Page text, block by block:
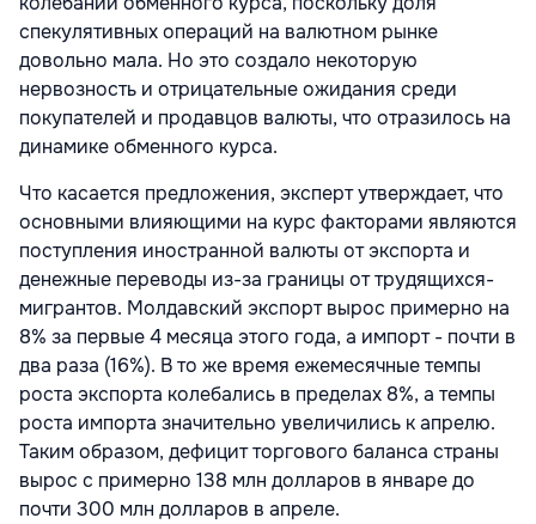
спекулятивных операций на валютном рынке
довольно мала. Но это создало некоторую
нервозность и отрицательные ожидания среди
покупателей и продавцов валюты, что отразилось на
динамике обменного курса.
Что касается предложения, эксперт утверждает, что
основными влияющими на курс факторами являются
поступления иностранной валюты от экспорта и
денежные переводы из-за границы от трудящихся-
мигрантов. Молдавский экспорт вырос примерно на
8% за первые 4 месяца этого года, а импорт - почти в
два раза (16%). В то же время ежемесячные темпы
роста экспорта колебались в пределах 8%, а темпы
роста импорта значительно увеличились к апрелю.
Таким образом, дефицит торгового баланса страны
вырос с примерно 138 млн долларов в январе до
почти 300 млн долларов в апреле.